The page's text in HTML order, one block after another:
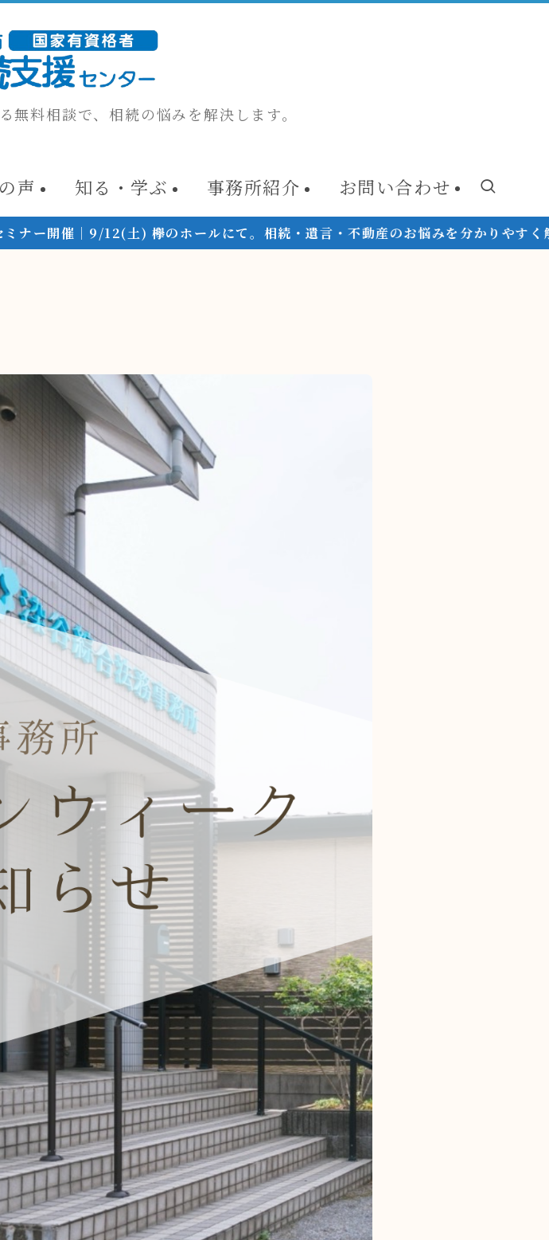
料相談で、相続の悩みを解決します。
声 知る・学ぶ 事務所紹介 お問い合わせ
土) 欅のホールにて。相続・遺言・不動産のお悩みを分かりやすく解説！セミナー後